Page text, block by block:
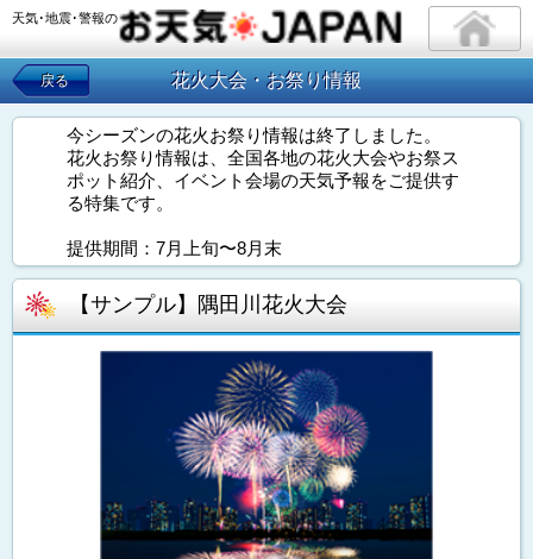
天気･地震･警報の
戻る 花火大会・お祭り情報
今シーズンの花火お祭り情報は終了しました。
花火お祭り情報は、全国各地の花火大会やお祭ス
ポット紹介、イベント会場の天気予報をご提供す
る特集です。
提供期間：7月上旬〜8月末
【サンプル】隅田川花火大会